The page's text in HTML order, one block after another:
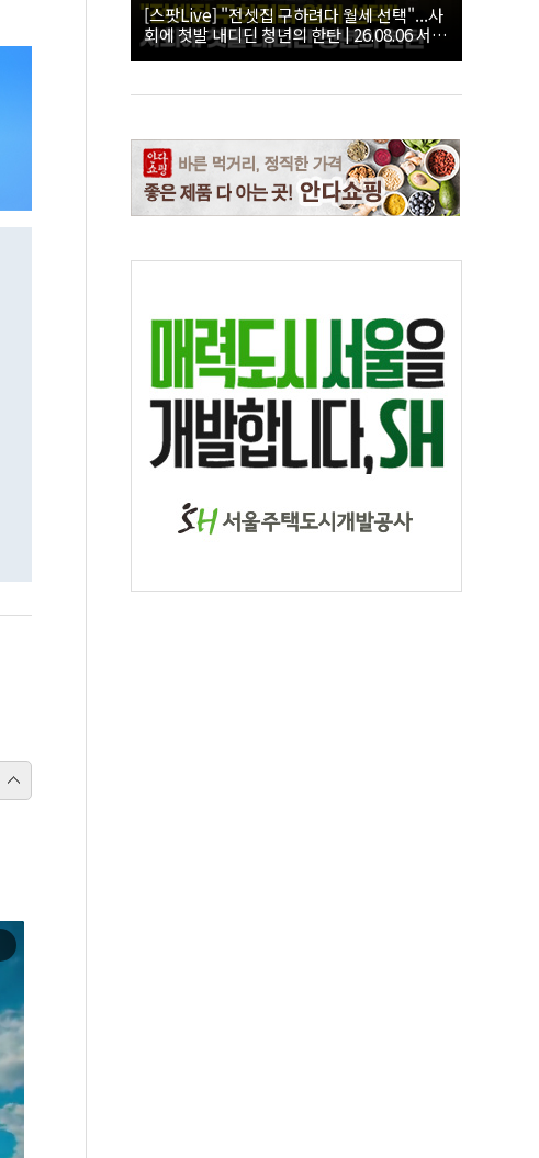
[스팟Live] "전셋집 구하려다 월세 선택"...사
회에 첫발 내디딘 청년의 한탄 | 26.08.06 서울
시 부동산 대토론회